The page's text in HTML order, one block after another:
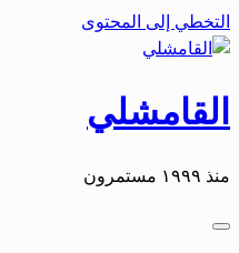
التخطي إلى المحتوى
القامشلي
منذ ١٩٩٩ مستمرون